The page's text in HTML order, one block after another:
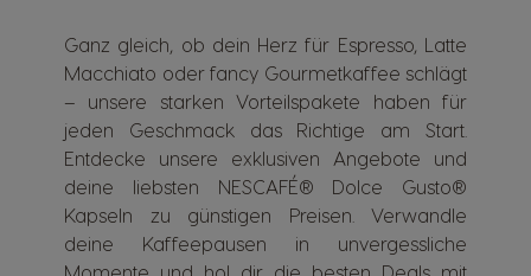
Ganz gleich, ob dein Herz für Espresso, Latte
Macchiato oder fancy Gourmetkaffee schlägt
– unsere starken Vorteilspakete haben für
jeden Geschmack das Richtige am Start.
Entdecke unsere exklusiven Angebote und
deine liebsten NESCAFÉ® Dolce Gusto®
Kapseln zu günstigen Preisen. Verwandle
deine Kaffeepausen in unvergessliche